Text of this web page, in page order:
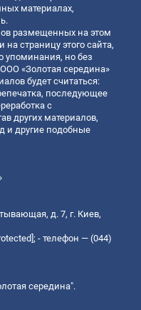
материалах,
размещенных на этом
страницу этого сайта,
упоминания, но без
«Золотая середина»
будет считаться:
последующее
с
других материалов,
и другие подобные
д. 7, г. Киев,
; - телефон — (044)
середина".